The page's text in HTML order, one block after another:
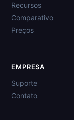
Recursos
Comparativo
Preços
EMPRESA
Suporte
Contato